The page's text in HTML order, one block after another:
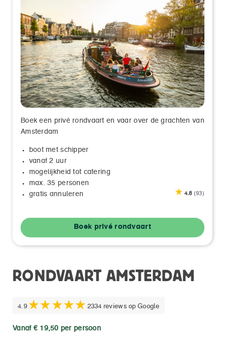
4.8 (93)
Boek een privé rondvaart en vaar over de grachten van
Amsterdam
boot met schipper
vanaf 2 uur
mogelijkheid tot catering
max. 35 personen
gratis annuleren
Boek privé rondvaart
RONDVAART AMSTERDAM
4.9 2334 reviews op Google
Vanaf € 19,50 per persoon